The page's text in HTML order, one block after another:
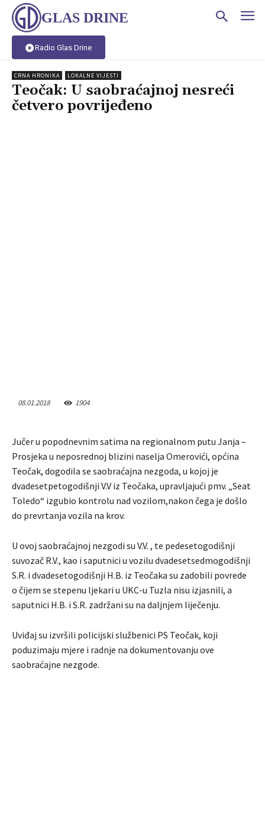
GLAS DRINE
Radio Glas Drine
CRNA HRONIKA LOKALNE VIJESTI
Teočak: U saobraćajnoj nesreći
četvero povrijeđeno
08.01.2018 1904
Jučer u popodnevnim satima na regionalnom putu Janja –
Prosjeka u neposrednoj blizini naselja Omerovići, općina
Teočak, dogodila se saobraćajna nezgoda, u kojoj je
dvadesetpetogodišnji V.V iz Teočaka, upravljajući pmv. „Seat
Toledo“ izgubio kontrolu nad vozilom,nakon čega je došlo
do prevrtanja vozila na krov.
U ovoj saobraćajnoj nezgodi su V.V. , te pedesetogodišnji
suvozač R.V., kao i saputnici u vozilu dvadesetsedmogodišnji
S.R. i dvadesetogodišnji H.B. iz Teočaka su zadobili povrede
o čijem se stepenu ljekari u UKC-u Tuzla nisu izjasnili, a
saputnici H.B. i S.R. zadržani su na daljnjem liječenju.
Uviđaj su izvršili policijski službenici PS Teočak, koji
poduzimaju mjere i radnje na dokumentovanju ove
saobraćajne nezgode.